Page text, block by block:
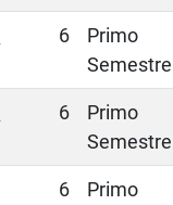
6
Primo
Semestre
6
Primo
Semestre
6
Primo